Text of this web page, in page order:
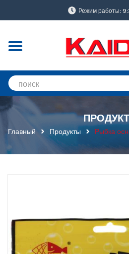
Режим работы:
Главный Продукты Рыбка